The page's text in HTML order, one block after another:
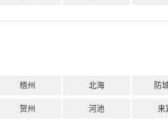
梧州 北海 防
贺州 河池 来